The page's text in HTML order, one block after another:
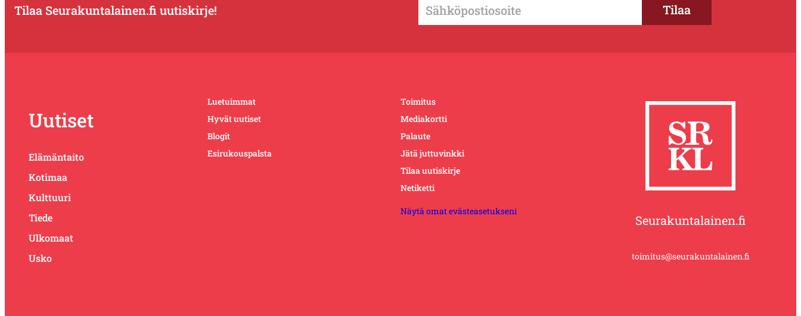
Tilaa Seurakuntalainen.fi uutiskirje!
Uutiset
Elämäntaito
Kotimaa
Kulttuuri
Tiede
Ulkomaat
Usko
Luetuimmat
Hyvät uutiset
Blogit
Esirukouspalsta
Toimitus
Mediakortti
Palaute
Jätä juttuvinkki
Tilaa uutiskirje
Netiketti
Näytä omat evästeasetukseni
Seurakuntalainen.fi
toimitus@seurakuntalainen.fi